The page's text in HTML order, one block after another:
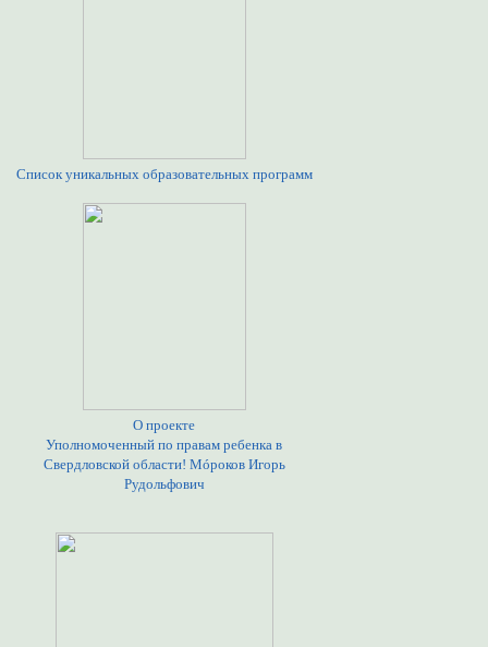
Список уникальных образовательных программ
О проекте
Уполномоченный по правам ребенка в
Свердловской области! Мóроков Игорь
Рудольфович